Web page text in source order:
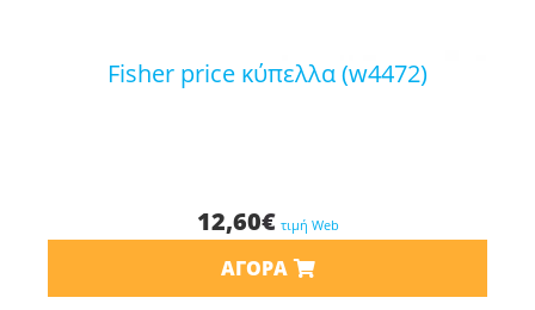
fisher price κύπελλα (w4472)
12,60€ τιμή Web
ΑΓΟΡΆ